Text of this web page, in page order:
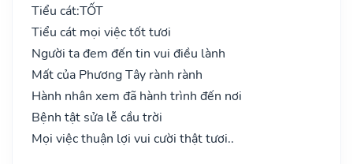
Tiểu cát:TỐT
Tiểu cát mọi việc tốt tươi
Người ta đem đến tin vui điều lành
Mất của Phương Tây rành rành
Hành nhân xem đã hành trình đến nơi
Bệnh tật sửa lễ cầu trời
Mọi việc thuận lợi vui cười thật tươi..